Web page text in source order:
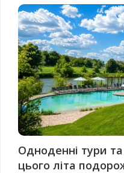
Одноденні тури та
цього літа